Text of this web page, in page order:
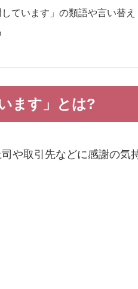
しています」の類語や言い替え
ます」とは?
や取引先などに感謝の気